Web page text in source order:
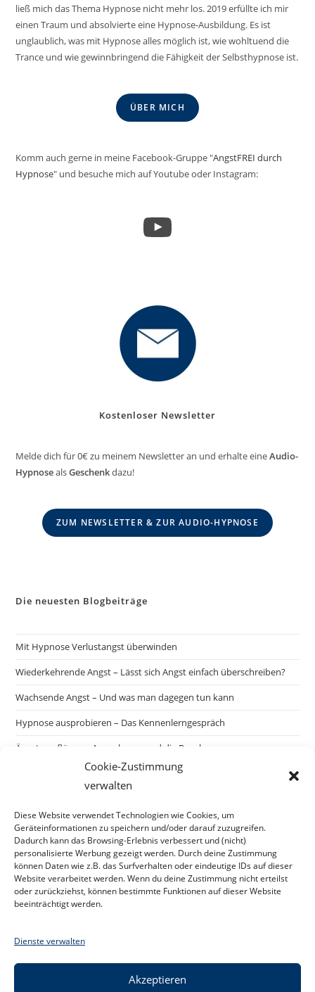
Cookie-Zustimmung
verwalten
Diese Website verwendet Technologien wie Cookies, um
Geräteinformationen zu speichern und/oder darauf zuzugreifen.
Dadurch kann das Browsing-Erlebnis verbessert und (nicht)
personalisierte Werbung gezeigt werden. Durch deine Zustimmung
können Daten wie z.B. das Surfverhalten oder eindeutige IDs auf dieser
Website verarbeitet werden. Wenn du deine Zustimmung nicht erteilst
oder zurückziehst, können bestimmte Funktionen auf dieser Website
beeinträchtigt werden.
Dienste verwalten
Akzeptieren
ließ mich das Thema Hypnose nicht mehr los. 2019 erfüllte ich mir
einen Traum und absolvierte eine Hypnose-Ausbildung. Es ist
unglaublich, was mit Hypnose alles möglich ist, wie wohltuend die
Trance und wie gewinnbringend die Fähigkeit der Selbsthypnose ist.
ÜBER MICH
Komm auch gerne in meine Facebook-Gruppe "AngstFREI durch
Hypnose" und besuche mich auf Youtube oder Instagram:
YouTube
Kostenloser Newsletter
Melde dich für 0€ zu meinem Newsletter an und erhalte eineAudio-
HypnosealsGeschenkdazu!
ZUM NEWSLETTER & ZUR AUDIO-HYPNOSE
Die neuesten Blogbeiträge
Mit Hypnose Verlustangst überwinden
Wiederkehrende Angst – Lässt sich Angst einfach überschreiben?
Wachsende Angst – Und was man dagegen tun kann
Hypnose ausprobieren – Das Kennenlerngespräch
Ängste auflösen – Ausnahmen und die Regel